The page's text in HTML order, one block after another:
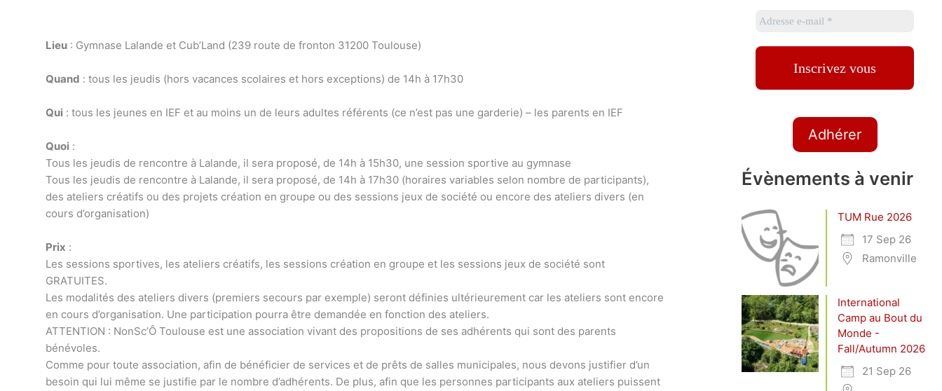
Lieu : Gymnase Lalande et Cub’Land (239 route de fronton 31200 Toulouse)
Quand : tous les jeudis (hors vacances scolaires et hors exceptions) de 14h à 17h30
Qui : tous les jeunes en IEF et au moins un de leurs adultes référents (ce n’est pas une garderie) – les parents en IEF
Quoi :
Tous les jeudis de rencontre à Lalande, il sera proposé, de 14h à 15h30, une session sportive au gymnase
Tous les jeudis de rencontre à Lalande, il sera proposé, de 14h à 17h30 (horaires variables selon nombre de participants),
des ateliers créatifs ou des projets création en groupe ou des sessions jeux de société ou encore des ateliers divers (en
cours d’organisation)
Prix :
Les sessions sportives, les ateliers créatifs, les sessions création en groupe et les sessions jeux de société sont
GRATUITES.
Les modalités des ateliers divers (premiers secours par exemple) seront définies ultérieurement car les ateliers sont encore
en cours d’organisation. Une participation pourra être demandée en fonction des ateliers.
ATTENTION : NonSc’Ô Toulouse est une association vivant des propositions de ses adhérents qui sont des parents
bénévoles.
Comme pour toute association, afin de bénéficier de services et de prêts de salles municipales, nous devons justifier d’un
besoin qui lui même se justifie par le nombre d’adhérents. De plus, afin que les personnes participants aux ateliers puissent
Adhérer
Évènements à venir
TUM Rue 2026
17 Sep 26
Ramonville
International
Camp au Bout du
Monde -
Fall/Autumn 2026
21 Sep 26